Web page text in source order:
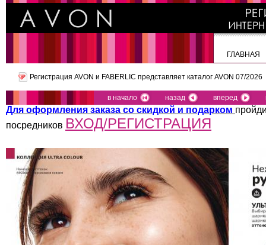
ГЛАВНАЯ
Регистрация AVON и FABERLIC представляет каталог AVON 07/2026
в начало назад вперед
Для оформления заказа со скидкой и подарком
посредников ВХОД/РЕГИСТРАЦИЯ